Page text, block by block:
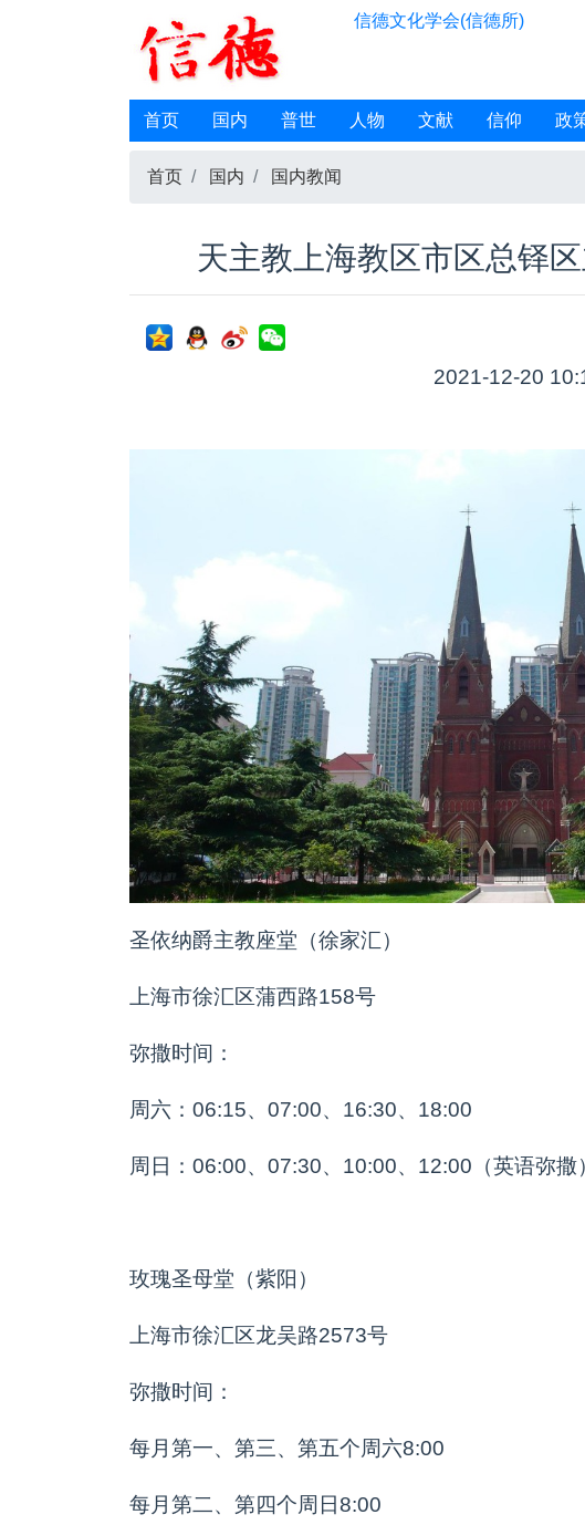
信德文化学会(信德所)
首页 国内 普世 人物 文献 信仰 政
首页 国内 国内教闻
天主教上海教区市区总铎
2021-12-20
圣依纳爵主教座堂（徐家汇）
上海市徐汇区蒲西路158号
弥撒时间：
周六：06:15、07:00、16:30、18:00
周日：06:00、07:30、10:00、12:00（英语弥撒
玫瑰圣母堂（紫阳）
上海市徐汇区龙吴路2573号
弥撒时间：
每月第一、第三、第五个周六8:00
每月第二、第四个周日8:00